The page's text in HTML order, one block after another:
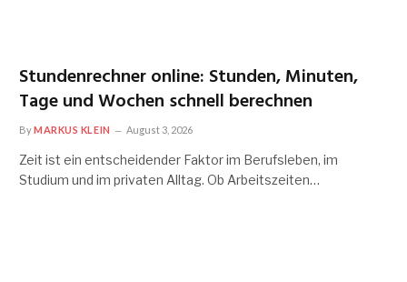
Stundenrechner online: Stunden, Minuten,
Tage und Wochen schnell berechnen
ByMARKUS KLEIN August 3, 2026
Zeit ist ein entscheidender Faktor im Berufsleben, im
Studium und im privaten Alltag. Ob Arbeitszeiten…